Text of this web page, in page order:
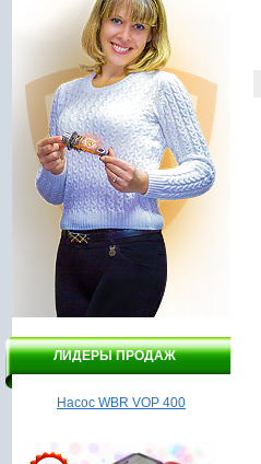
ЛИДЕРЫ ПРОДАЖ
Дрель DELTA ДЭУ9 - 650/2